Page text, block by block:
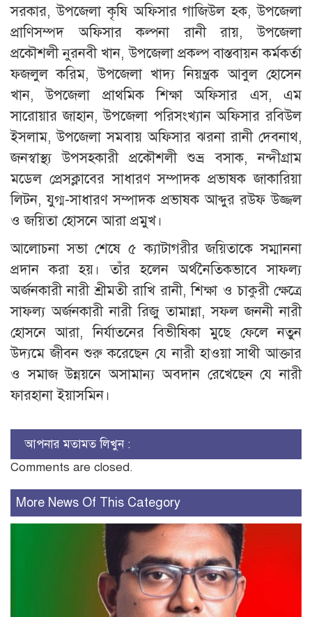
সরকার, উপজেলা কৃষি অফিসার গাজিউল হক, উপজেলা
প্রাণিসম্পদ অফিসার কল্পনা রানী রায়, উপজেলা
প্রকৌশলী নুরনবী খান, উপজেলা প্রকল্প বাস্তবায়ন কর্মকর্তা
ফজলুল করিম, উপজেলা খাদ্য নিয়ন্ত্রক আবুল হোসেন
খান, উপজেলা প্রাথমিক শিক্ষা অফিসার এস, এম
সারোয়ার জাহান, উপজেলা পরিসংখ্যান অফিসার রবিউল
ইসলাম, উপজেলা সমবায় অফিসার ঝরনা রানী দেবনাথ,
জনস্বাস্থ্য উপসহকারী প্রকৌশলী শুভ্র বসাক, নন্দীগ্রাম
মডেল প্রেসক্লাবের সাধারণ সম্পাদক প্রভাষক জাকারিয়া
লিটন, যুগ্ম-সাধারণ সম্পাদক প্রভাষক আব্দুর রউফ উজ্জল
ও জয়িতা হোসনে আরা প্রমুখ।
আলোচনা সভা শেষে ৫ ক্যাটাগরীর জয়িতাকে সম্মাননা
প্রদান করা হয়। তাঁর হলেন অর্থনৈতিকভাবে সাফল্য
অর্জনকারী নারী শ্রীমতী রাখি রানী, শিক্ষা ও চাকুরী ক্ষেত্রে
সাফল্য অর্জনকারী নারী রিজু তামান্না, সফল জননী নারী
হোসনে আরা, নির্যাতনের বিভীষিকা মুছে ফেলে নতুন
উদ্যমে জীবন শুরু করেছেন যে নারী হাওয়া সাথী আক্তার
ও সমাজ উন্নয়নে অসামান্য অবদান রেখেছেন যে নারী
ফারহানা ইয়াসমিন।
আপনার মতামত লিখুন :
Comments are closed.
More News Of This Category